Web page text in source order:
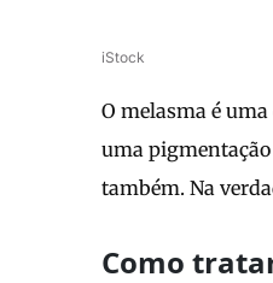
iStock
O melasma é
uma
também. Na
Como